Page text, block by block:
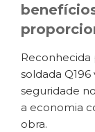
Reconhecida
soldada
seguridade
a economia
obra.